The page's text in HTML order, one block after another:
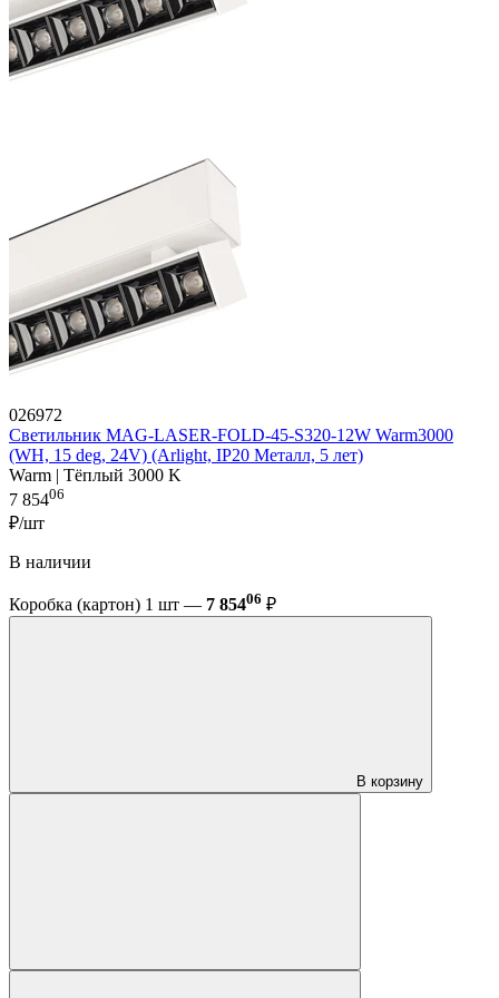
026972
Светильник MAG-LASER-FOLD-45-S320-12W Warm3000
(WH, 15 deg, 24V) (Arlight, IP20 Металл, 5 лет)
Warm | Тёплый 3000 K
7 85406
₽/шт
В наличии
Коробка (картон) 1 шт — 7 85406 ₽
В корзину